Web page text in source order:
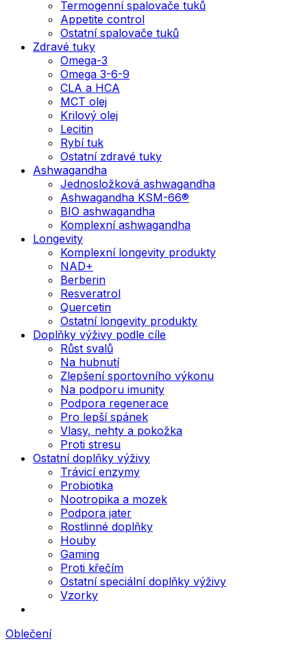
Termogenní spalovače tuků
Appetite control
Ostatní spalovače tuků
Zdravé tuky
Omega-3
Omega 3-6-9
CLA a HCA
MCT olej
Krilový olej
Lecitin
Rybí tuk
Ostatní zdravé tuky
Ashwagandha
Jednosložková ashwagandha
Ashwagandha KSM-66®
BIO ashwagandha
Komplexní ashwagandha
Longevity
Komplexní longevity produkty
NAD+
Berberin
Resveratrol
Quercetin
Ostatní longevity produkty
Doplňky výživy podle cíle
Růst svalů
Na hubnutí
Zlepšení sportovního výkonu
Na podporu imunity
Podpora regenerace
Pro lepší spánek
Vlasy, nehty a pokožka
Proti stresu
Ostatní doplňky výživy
Trávicí enzymy
Probiotika
Nootropika a mozek
Podpora jater
Rostlinné doplňky
Houby
Gaming
Proti křečím
Ostatní speciální doplňky výživy
Vzorky
Oblečení